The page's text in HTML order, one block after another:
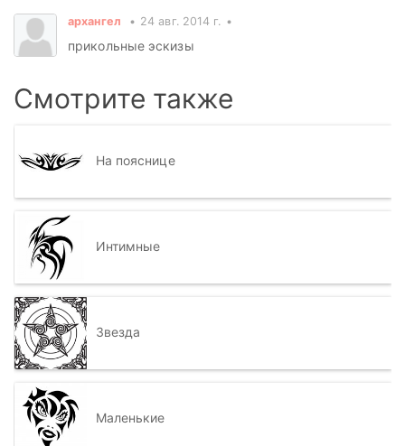
архангел 24 авг. 2014 г.
прикольные эскизы
Смотрите также
На пояснице
Интимные
Звезда
Маленькие